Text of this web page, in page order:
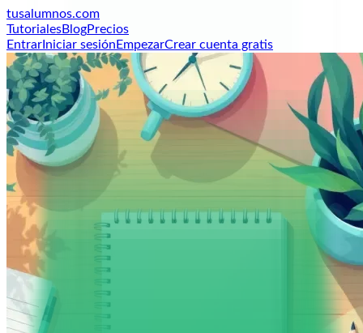
tusalumnos.com
TutorialesBlogPrecios
Entrar Iniciar sesión EmpezarCrear cuenta gratis